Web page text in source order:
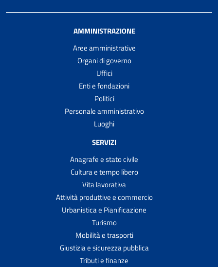
AMMINISTRAZIONE
Aree amministrative
Organi di governo
Uffici
Enti e fondazioni
Politici
Personale amministrativo
Luoghi
SERVIZI
Anagrafe e stato civile
Cultura e tempo libero
Vita lavorativa
Attività produttive e commercio
Urbanistica e Pianificazione
Turismo
Mobilità e trasporti
Giustizia e sicurezza pubblica
Tributi e finanze